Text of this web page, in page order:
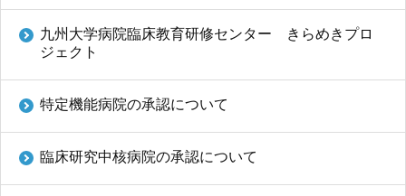
九州大学病院臨床教育研修センター きらめきプロ
ジェクト
特定機能病院の承認について
臨床研究中核病院の承認について